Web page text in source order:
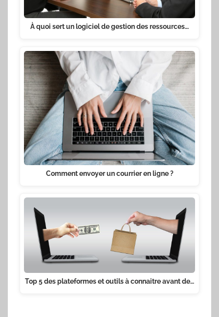
À quoi sert un logiciel de gestion des ressources…
Comment envoyer un courrier en ligne ?
Top 5 des plateformes et outils à connaitre avant de…